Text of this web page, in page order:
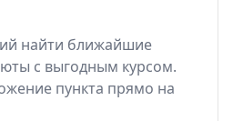
найти ближайшие
с выгодным курсом.
пункта прямо на